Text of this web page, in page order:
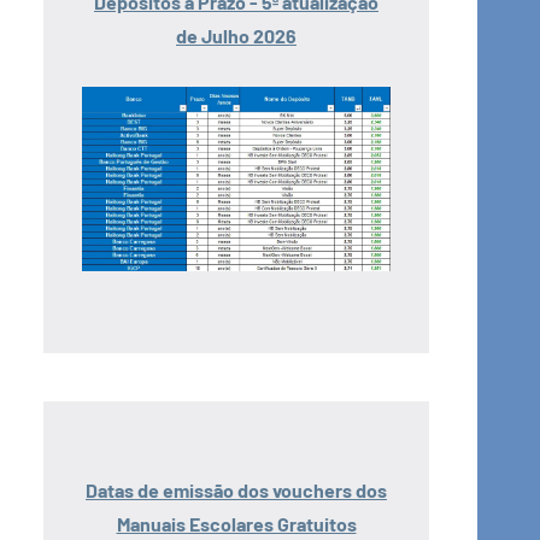
de Julho 2026
Datas de emissão dos vouchers dos
Manuais Escolares Gratuitos